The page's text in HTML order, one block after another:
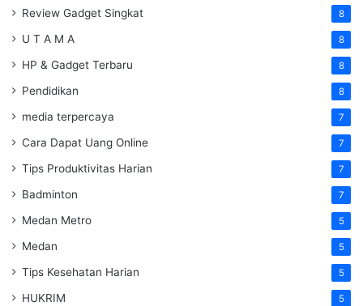
Review Gadget Singkat 8
U T A M A 8
HP & Gadget Terbaru 8
Pendidikan 8
media terpercaya 7
Cara Dapat Uang Online 7
Tips Produktivitas Harian 7
Badminton 7
Medan Metro 5
Medan 5
Tips Kesehatan Harian 5
HUKRIM 5